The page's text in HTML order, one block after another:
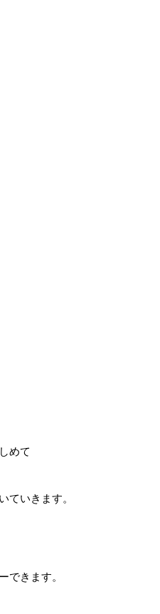
めて
ていきます。
できます。